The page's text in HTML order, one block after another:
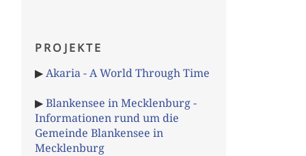
PROJEKTE
▶Akaria - A World Through Time
▶Blankensee in Mecklenburg -
Informationen rund um die
Gemeinde Blankensee in
Mecklenburg